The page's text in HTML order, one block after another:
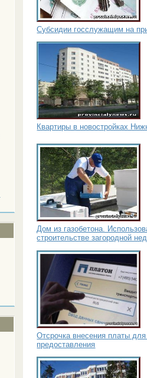
Субсидии госслужащим на
Квартиры в новостройках
Дом из газобетона.
строительстве загородной
Отсрочка внесения платы
предоставления